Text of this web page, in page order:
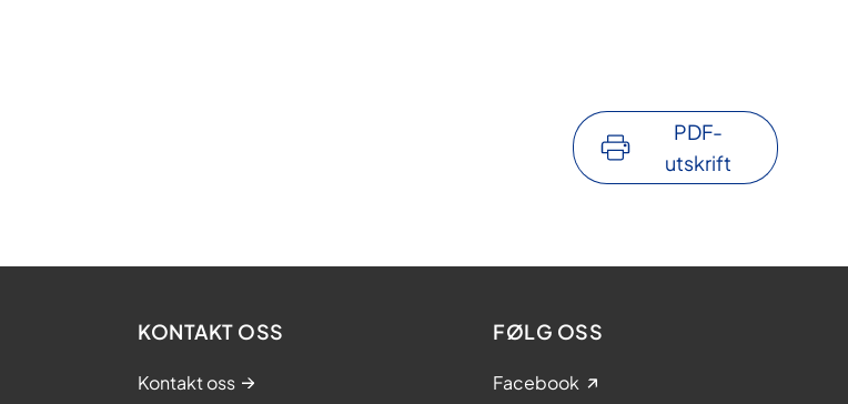
PDF-
utskrift
KONTAKT OSS
Kontakt oss
FØLG OSS
Facebook